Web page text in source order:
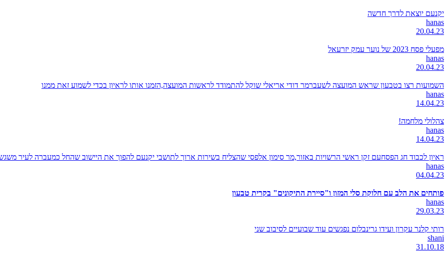
יקנעם יוצאת לדרך חדשה
hanas
20.04.23
מפעלי פסח 2023 של נוער עמק יזרעאל
hanas
20.04.23
השמועות רצו בטבעון שראש המועצה לשעברמר דודי אריאלי שוקל להתמודד לראשות המועצה,הזמנו אותו לראיון בכדי לשמוע זאת ממנו
hanas
14.04.23
צהלולי מלחמה!
hanas
14.04.23
ראיון לכבוד חג הפסחעם זקן ראשי הרשויות באזור,מר סימון אלפסי שהצליח בשירות ארוך לתושבי יקנעם להפוך את היישוב שהחל כמעברה לעיר
hanas
04.04.23
פותחים את הלב עם חלוקת סלי המזון ו"סיירת התיקונים" בקרית טבעון
hanas
29.03.23
רותי קלנר עקרון ועידו גרינבלום נפגשים עוד שבועיים לסיבוב שני
shani
31.10.18